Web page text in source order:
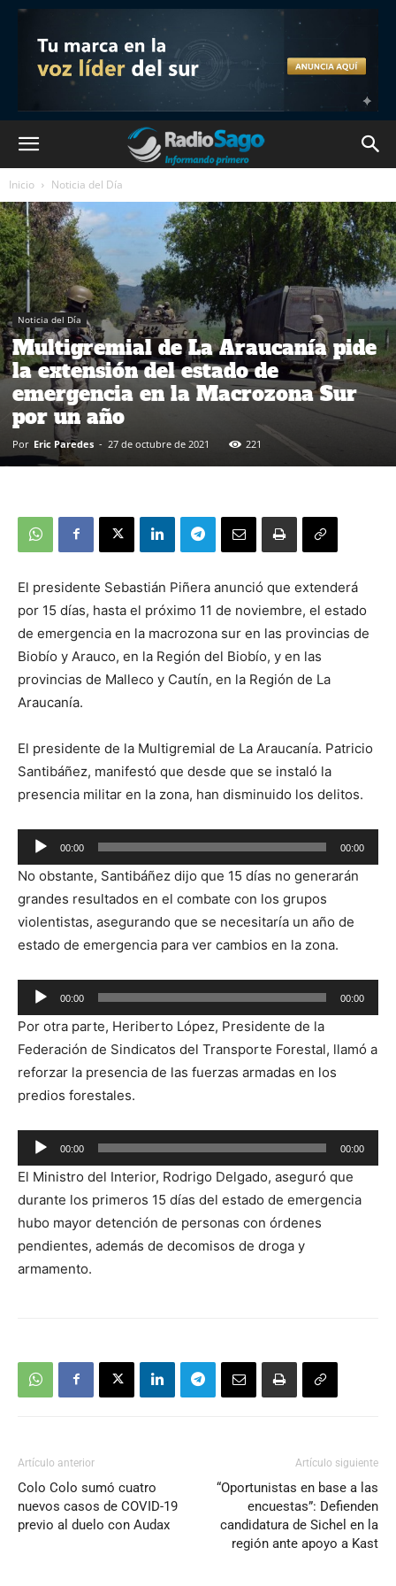
Inicio Noticia del Día
Noticia del Día
Multigremial de La Araucanía pide
la extensión del estado de
emergencia en la Macrozona Sur
por un año
Por Eric Paredes - 27 de octubre de 2021 221
El presidente Sebastián Piñera anunció que extenderá
por 15 días, hasta el próximo 11 de noviembre, el estado
de emergencia en la macrozona sur en las provincias de
Biobío y Arauco, en la Región del Biobío, y en las
provincias de Malleco y Cautín, en la Región de La
Araucanía.
El presidente de la Multigremial de La Araucanía. Patricio
Santibáñez, manifestó que desde que se instaló la
presencia militar en la zona, han disminuido los delitos.
Reproductor
de
audio
00:00 00:00
No obstante, Santibáñez dijo que 15 días no generarán
grandes resultados en el combate con los grupos
violentistas, asegurando que se necesitaría un año de
estado de emergencia para ver cambios en la zona.
Reproductor
de
audio
00:00 00:00
Por otra parte, Heriberto López, Presidente de la
Federación de Sindicatos del Transporte Forestal, llamó a
reforzar la presencia de las fuerzas armadas en los
predios forestales.
Reproductor
de
audio
00:00 00:00
El Ministro del Interior, Rodrigo Delgado, aseguró que
durante los primeros 15 días del estado de emergencia
hubo mayor detención de personas con órdenes
pendientes, además de decomisos de droga y
armamento.
Artículo anterior
Colo Colo sumó cuatro
nuevos casos de COVID-19
previo al duelo con Audax
Artículo siguiente
“Oportunistas en base a las
encuestas”: Defienden
candidatura de Sichel en la
región ante apoyo a Kast